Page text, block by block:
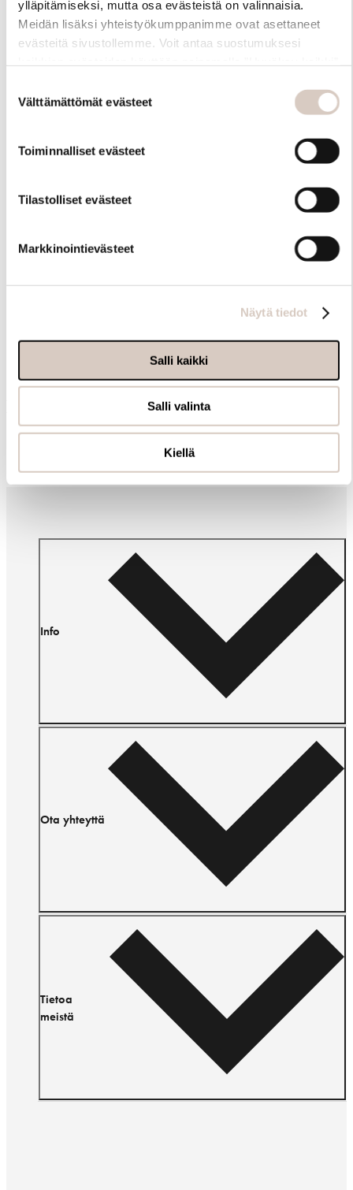
ylläpitämiseksi, mutta osa evästeistä on valinnaisia.
Meidän lisäksi yhteistyökumppanimme ovat asettaneet
evästeitä sivustollemme. Voit antaa suostumuksesi
myöhemmin ”Evästeasetukset” -linkin kautta.
valinta
Välttämättömät evästeet
Toiminnalliset evästeet
Tilastolliset evästeet
Markkinointievästeet
Näytä tiedot
Salli kaikki
Salli valinta
Kiellä
Hoito-ohjeet
Samankaltaisia tuotteita
Muut ostivat myös
Info
Ota yhteyttä
Tietoa
meistä